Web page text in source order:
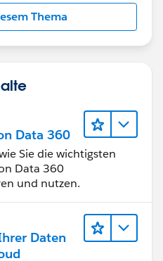
Thema
Data 360
Sie die wichtigsten
Data 360
und nutzen.
Daten